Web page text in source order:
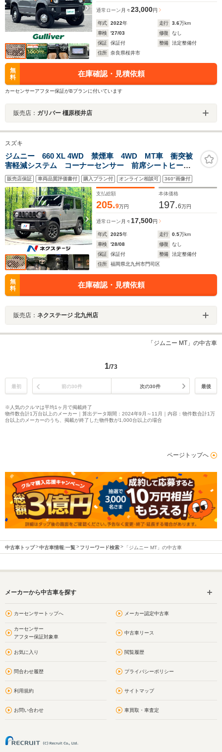
通常ローン 月々23,000円
年式 2022年 走行 3.6万km
車検
'27/03 修復
なし
保証
保証付 整備
法定整備付
住所
奈良県桜井市
無
料
在庫確認・見積依頼
カーセンサーアフター保証がBプランに付いています
販売店： ガリバー 橿原桜井店
スズキ
ジムニー 660 XL 4WD 禁煙車 4WD MT車 衝突被
害軽減システム コーナーセンサー 前席シートヒータ
ー スマートキー ビルトインETC オートハイビー
ム 車線逸脱警報 オートライト オートエアコン
販売店保証 車両品質評価書付 購入プラン付 オンライン相談可 360°画像付
支払総額
205.9万円
本体価格
197.6万円
通常ローン 月々 17,500円
年式 2025年 走行 0.5万km
車検
'28/08 修復
なし
保証
保証付 整備
法定整備付
住所
福岡県北九州市門司区
無
料
在庫確認・見積依頼
販売店： ネクステージ 北九州店
「ジムニー MT」の中古車
1/73
最初 前の30件 次の30件 最後
※人気のクルマは平均1ヶ月で掲載終了
物件数合計1万台以上のメーカー｜算出データ期間：2024年9月～11月｜内容：物件数合計1万
台以上のメーカーのうち、掲載が終了した物件数が1,000台以上の場合
ページトップへ
中古車トップ 中古車情報:一覧 フリーワード検索 「ジムニー MT」の中古車
メーカーから中古車を探す
カーセンサートップへ メーカー認定中古車
カーセンサー
アフター保証対象車
中古車リース
お気に入り 閲覧履歴
問合わせ履歴 プライバシーポリシー
利用規約 サイトマップ
お問い合わせ 車買取・車査定